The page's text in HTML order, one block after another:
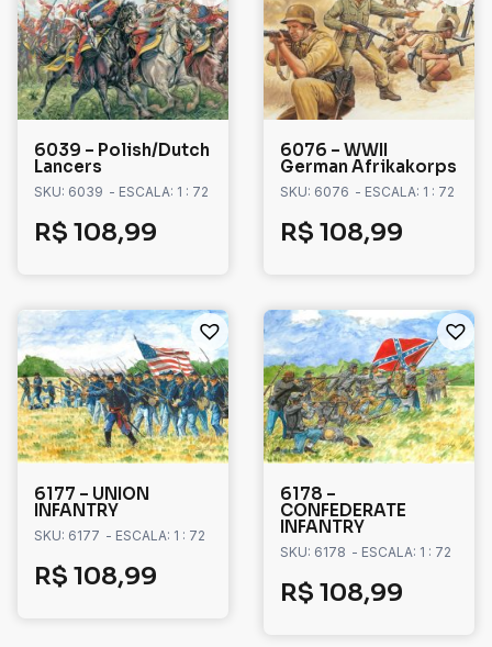
6039 – Polish/Dutch
Lancers
SKU: 6039 - ESCALA: 1 : 72
R$ 108,99
6076 – WWII
German Afrikakorps
SKU: 6076 - ESCALA: 1 : 72
R$ 108,99
6177 – UNION
INFANTRY
SKU: 6177 - ESCALA: 1 : 72
R$ 108,99
6178 –
CONFEDERATE
INFANTRY
SKU: 6178 - ESCALA: 1 : 72
R$ 108,99